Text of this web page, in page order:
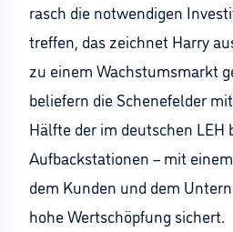
rasch die notwendigen
treffen, das zeichnet Harry
zu einem Wachstumsmarkt
beliefern die Schenefelder
Hälfte der im deutschen LEH
Aufbackstationen – mit
dem Kunden und dem
hohe Wertschöpfung sichert.